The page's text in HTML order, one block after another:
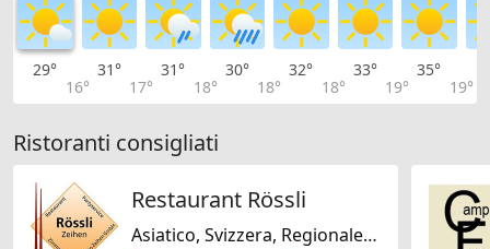
29°
16°
31°
17°
31°
18°
30°
18°
32°
18°
33°
19°
35°
19°
Ristoranti consigliati
Restaurant Rössli
Asiatico, Svizzera, Regionale, Stagionale, Olandese